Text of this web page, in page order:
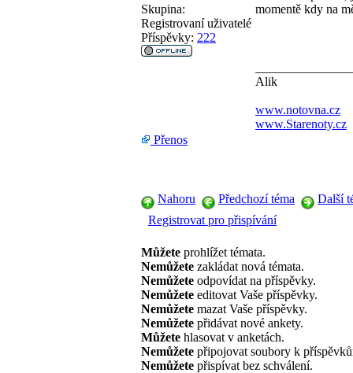
Skupina:
Registrovaní uživatelé
Příspěvky: 222
momentě kdy na
Alik
www.notovna.cz
www.Starenoty.cz
Přenos
Nahoru Předchozí téma
Další
Registrovat pro přispívání
Můžete prohlížet témata.
Nemůžete zakládat nová témata.
Nemůžete odpovídat na příspěvky.
Nemůžete editovat Vaše příspěvky.
Nemůžete mazat Vaše příspěvky.
Nemůžete přidávat nové ankety.
Můžete hlasovat v anketách.
Nemůžete připojovat soubory k
Nemůžete přispívat bez schválení.